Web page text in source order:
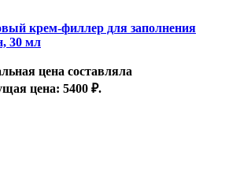
крем-филлер для заполнения
30 мл
цена составляла
цена: 5400 ₽.